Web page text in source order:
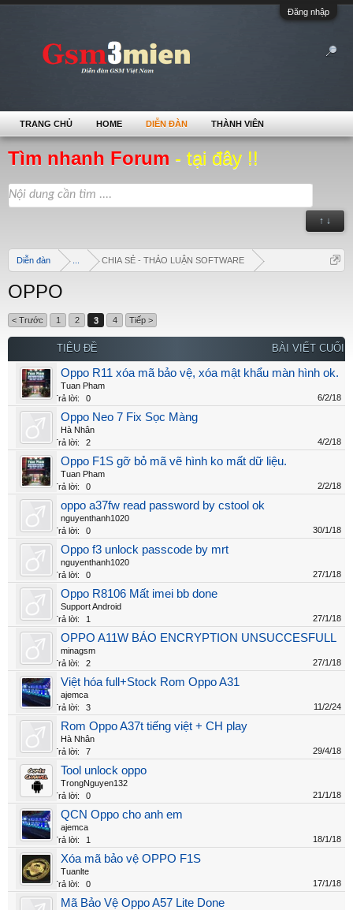
Đăng nhập
Tìm nhanh Forum - tại đây !!
↑ ↓
Diễn đàn CHIA SẺ - THẢO LUẬN SOFTWARE
OPPO
< Trước 1 2 3 4 Tiếp >
TIÊU ĐỀ BÀI VIẾT CUỐI
Oppo R11 xóa mã bảo vệ, xóa mật khẩu màn hình ok.
Tuan Pham
Trả lời:
0 6/2/18
Oppo Neo 7 Fix Sọc Màng
Hà Nhân
Trả lời:
2 4/2/18
Oppo F1S gỡ bỏ mã vẽ hình ko mất dữ liệu.
Tuan Pham
Trả lời:
0 2/2/18
oppo a37fw read password by cstool ok
nguyenthanh1020
Trả lời:
0 30/1/18
Oppo f3 unlock passcode by mrt
nguyenthanh1020
Trả lời:
0 27/1/18
Oppo R8106 Mất imei bb done
Support Android
Trả lời:
1 27/1/18
OPPO A11W BÁO ENCRYPTION UNSUCCESFULL
minagsm
Trả lời:
2 27/1/18
Việt hóa full+Stock Rom Oppo A31
ajemca
Trả lời:
3 11/2/24
Rom Oppo A37t tiếng việt + CH play
Hà Nhân
Trả lời:
7 29/4/18
Tool unlock oppo
TrongNguyen132
Trả lời:
0 21/1/18
QCN Oppo cho anh em
ajemca
Trả lời:
1 18/1/18
Xóa mã bảo vệ OPPO F1S
Tuanlte
Trả lời:
0 17/1/18
Mã Bảo Vệ Oppo A57 Lite Done
TRANG CHỦ HOME DIỄN ĐÀN THÀNH VIÊN